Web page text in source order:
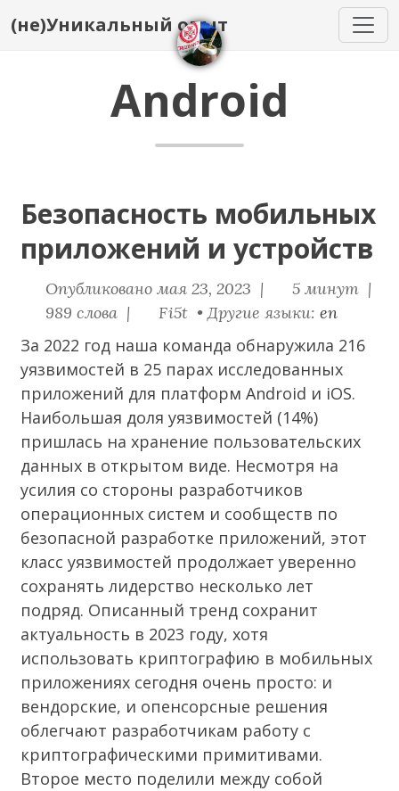
(не)Уникальный опыт
Android
Безопасность мобильных
приложений и устройств
Опубликовано мая 23, 2023 |
5 минут |
989 слова |
Fi5t • Другие языки:en
За 2022 год наша команда обнаружила 216
уязвимостей в 25 парах исследованных
приложений для платформ Android и iOS.
Наибольшая доля уязвимостей (14%)
пришлась на хранение пользовательских
данных в открытом виде. Несмотря на
усилия со стороны разработчиков
операционных систем и сообществ по
безопасной разработке приложений, этот
класс уязвимостей продолжает уверенно
сохранять лидерство несколько лет
подряд. Описанный тренд сохранит
актуальность в 2023 году, хотя
использовать криптографию в мобильных
приложениях сегодня очень просто: и
вендорские, и опенсорсные решения
облегчают разработчикам работу с
криптографическими примитивами.
Второе место поделили между собой